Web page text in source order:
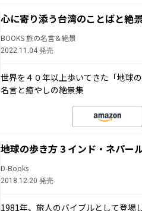
心に寄り添う台湾のことばと絶
BOOKS 旅の名言＆絶景
2022.11.04 発売
世界を４０年以上歩いてきた「地球
名言と癒やしの絶景集
地球の歩き方 3 インド・ネパー
D-Books
2018.12.20 発売
1981年、旅人のバイブルとして登